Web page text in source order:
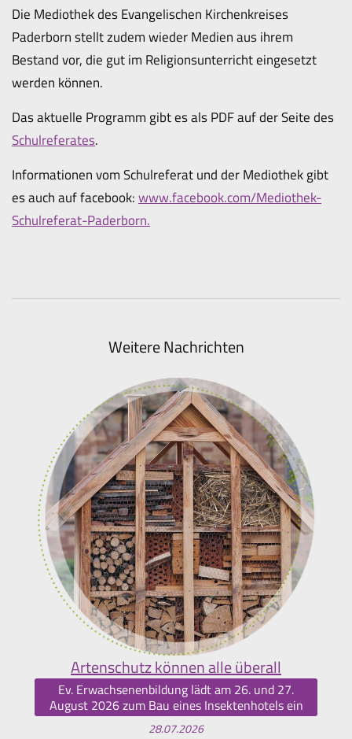
Die Mediothek des Evangelischen Kirchenkreises
Paderborn stellt zudem wieder Medien aus ihrem
Bestand vor, die gut im Religionsunterricht eingesetzt
werden können.
Das aktuelle Programm gibt es als PDF auf der Seite des
Schulreferates.
Informationen vom Schulreferat und der Mediothek gibt
es auch auf facebook:www.facebook.com/Mediothek-
Schulreferat-Paderborn.
Weitere Nachrichten
Artenschutz können alle überall
Ev. Erwachsenenbildung lädt am 26. und 27.
August 2026 zum Bau eines Insektenhotels ein
28.07.2026